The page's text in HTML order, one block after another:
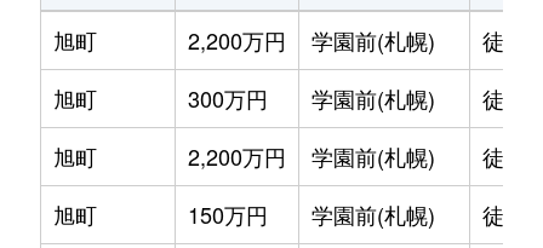
旭町
2,200万円 学園前(札幌)
徒歩
旭町
300万円 学園前(札幌)
徒歩
旭町
2,200万円 学園前(札幌)
徒歩
旭町
150万円 学園前(札幌)
徒歩